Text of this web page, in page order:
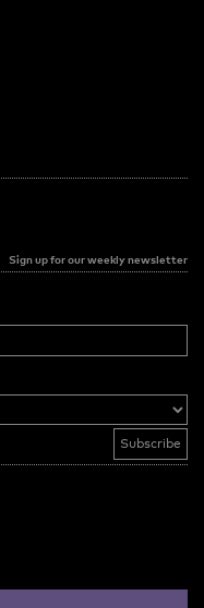
Sign up for our weekly newsletter